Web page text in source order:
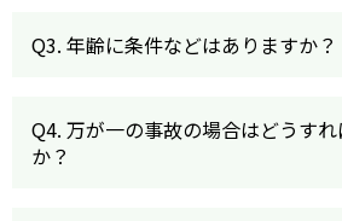
Q3. 年齢に条件などはありますか？
Q4. 万が一の事故の場合はどうす
か？